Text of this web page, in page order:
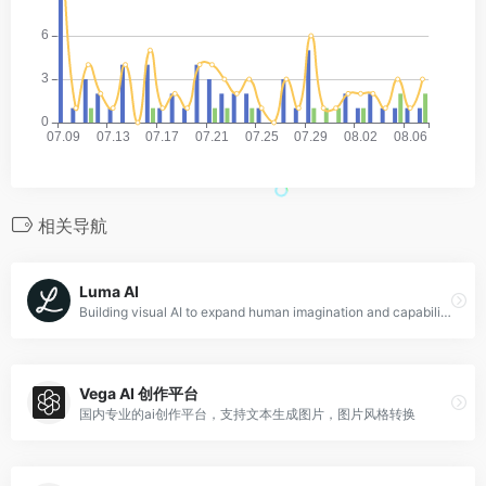
相关导航
Luma AI
Building visual AI to expand human imagination and capabilities
Vega AI 创作平台
国内专业的ai创作平台，支持文本生成图片，图片风格转换